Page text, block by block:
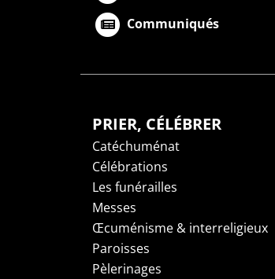
Communiqués
PRIER, CÉLÉBRER
Catéchuménat
Célébrations
Les funérailles
Messes
Œcuménisme & interreligieux
Paroisses
Pèlerinages